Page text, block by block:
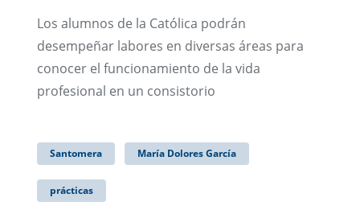
Los alumnos de la Católica podrán
desempeñar labores en diversas áreas para
conocer el funcionamiento de la vida
profesional en un consistorio
Santomera María Dolores García
prácticas